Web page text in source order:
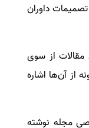
تصمیمات داوران
مقالات از سوی
از آن‌ها اشاره
مجله نوشته